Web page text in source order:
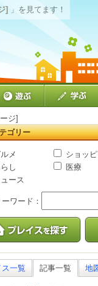
] 」を見てます！
ジ]
ゴリー
メ
ショッ
し
医療
ース
ワード：
ス一覧 記事一覧 地